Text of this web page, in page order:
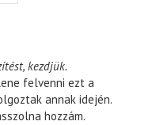
kezdjük.
felvenni ezt a
annak idején.
hozzám.